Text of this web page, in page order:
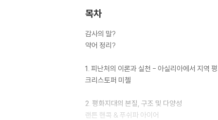
목차
감사의 말?
약어 정리?
1. 피난처의 이론과 실천 - 아실리아에서 지역
크리스토퍼 미첼
2. 평화지대의 본질, 구조 및 다양성
랜튼 핸콕 & 푸쉬파 아이어